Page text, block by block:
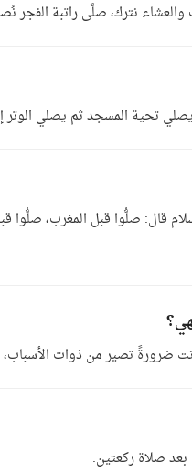
والعشاء نترك، صلَّى راتبة الفجر
تحية المسجد ثم يصلي الوتر
قال: صلُّوا قبل المغرب،
ضرورةً تصير من ذوات الأسباب،
صلاة ركعتين.